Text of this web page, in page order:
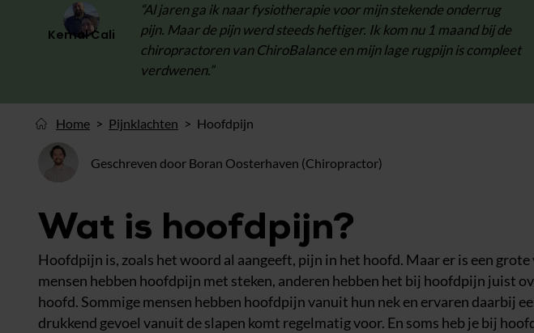
Kemal Cali
“Al jaren ga ik naar fysiotherapie voor mijn stekende onderrug
pijn. Maar de pijn werd steeds heftiger. Ik kom nu 1 maand bij de
chiropractoren van ChiroBalance en mijn lage rugpijn is compleet
verdwenen.”
Home Pijnklachten Hoofdpijn
Geschreven door Boran Oosterhaven (Chiropractor)
Wat is hoofdpijn?
Hoofdpijn is, zoals het woord al aangeeft, pijn in het hoofd. Maar er is een
mensen hebben hoofdpijn met steken, anderen hebben het bij hoofdpijn juist
hoofd. Sommige mensen hebben hoofdpijn vanuit hun nek en ervaren daarbij
drukkend gevoel vanuit de slapen komt regelmatig voor. En soms heb je bij